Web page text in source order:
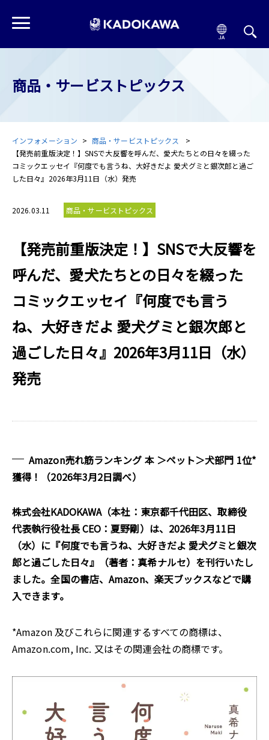
商品・サービストピックス
インフォメーション
商品・サービストピックス
【発売前重版決定！】SNSで大反響を呼んだ、愛犬たちとの日々を綴った
コミックエッセイ『何度でも言うね、大好きだよ 愛犬グミと銀次郎と過ご
した日々』2026年3月11日（水）発売
2026.03.11 商品・サービストピックス
【発売前重版決定！】SNSで大反響を
呼んだ、愛犬たちとの日々を綴った
コミックエッセイ『何度でも言う
ね、大好きだよ 愛犬グミと銀次郎と
過ごした日々』2026年3月11日（水）
発売
Amazon売れ筋ランキング 本 ＞ペット＞犬部門 1位*
獲得！（2026年3月2日調べ）
株式会社KADOKAWA（本社：東京都千代田区、取締役
代表執行役社長 CEO：夏野剛）は、2026年3月11日
（水）に『何度でも言うね、大好きだよ 愛犬グミと銀次
郎と過ごした日々』（著者：真希ナルセ）を刊行いたし
ました。全国の書店、Amazon、楽天ブックスなどで購
入できます。
*Amazon 及びこれらに関連するすべての商標は、
Amazon.com, Inc. 又はその関連会社の商標です。